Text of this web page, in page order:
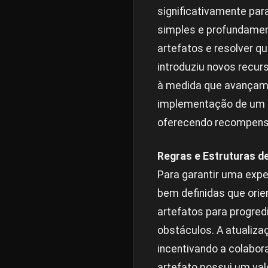
significativamente
simples e
artefatos e resolver
introduziu novos
à medida que
implementação de
oferecendo
Regras e Estruturas
Para garantir uma
bem definidas que
artefatos para
obstáculos. A
incentivando a